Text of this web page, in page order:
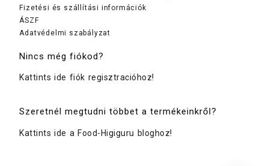
Fizetési és szállítási információk
ÁSZF
Adatvédelmi szabályzat
Nincs még fiókod?
Kattints ide fiók regisztracióhoz!
Szeretnél megtudni többet a termékeinkről?
Kattints ide a Food-Higiguru bloghoz!